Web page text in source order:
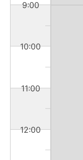
9:00
10:00
11:00
12:00